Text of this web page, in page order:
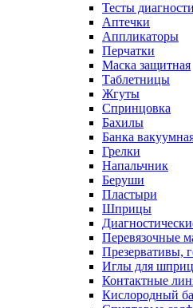
Тесты
Аптечки
Аппликаторы
Перчатки
Маска защитная
Таблетницы
Жгуты
Спринцовка
Бахилы
Банка
Грелки
Напальчник
Беруши
Пластыри
Шприцы
Перевязочные
Презервативы,
Иглы для
Контактные
Кислородный